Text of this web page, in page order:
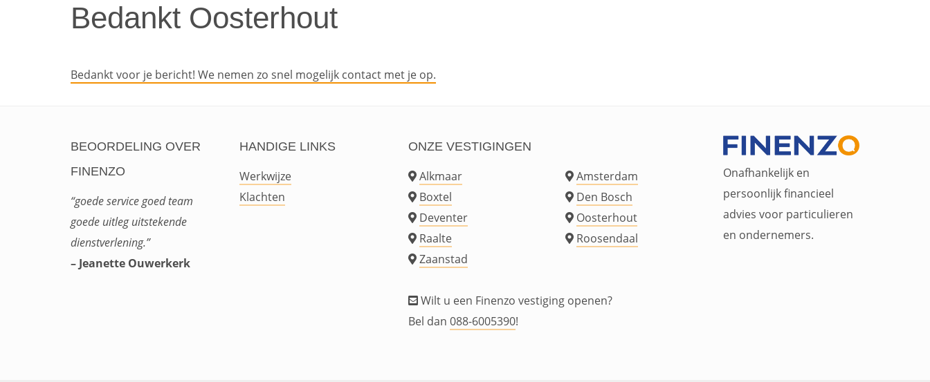
Bedankt Oosterhout
Bedankt voor je bericht! We nemen zo snel mogelijk contact met je op.
Onafhankelijk en
persoonlijk financieel
advies voor particulieren
en ondernemers.
ONZE VESTIGINGEN
Alkmaar
Amsterdam
Boxtel
Den Bosch
Deventer
Oosterhout
Raalte
Roosendaal
Zaanstad
Wilt u een Finenzo vestiging openen?
Bel dan 088-6005390!
BEOORDELING OVER
FINENZO
“goede service goed team
goede uitleg uitstekende
dienstverlening.”
– Jeanette Ouwerkerk
HANDIGE LINKS
Werkwijze
Klachten